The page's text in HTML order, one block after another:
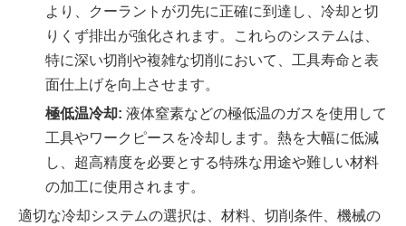
より、クーラントが刃先に正確に到達し、冷却と切
りくず排出が強化されます。これらのシステムは、
特に深い切削や複雑な切削において、工具寿命と表
面仕上げを向上させます。
極低温冷却: 液体窒素などの極低温のガスを使用して
工具やワークピースを冷却します。熱を大幅に低減
し、超高精度を必要とする特殊な用途や難しい材料
の加工に使用されます。
適切な冷却システムの選択は、材料、切削条件、機械の